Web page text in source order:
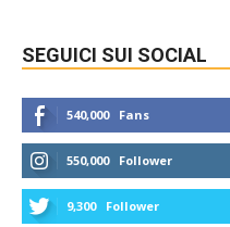
SEGUICI SUI SOCIAL
540,000 Fans
550,000 Follower
9,300 Follower